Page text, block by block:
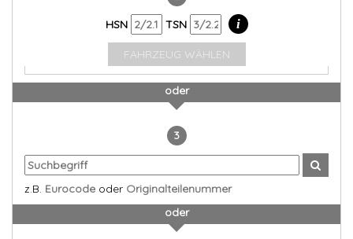
HSN
TSN i
FAHRZEUG WÄHLEN
oder
3
z.B. Eurocode oder Originalteilenummer
oder